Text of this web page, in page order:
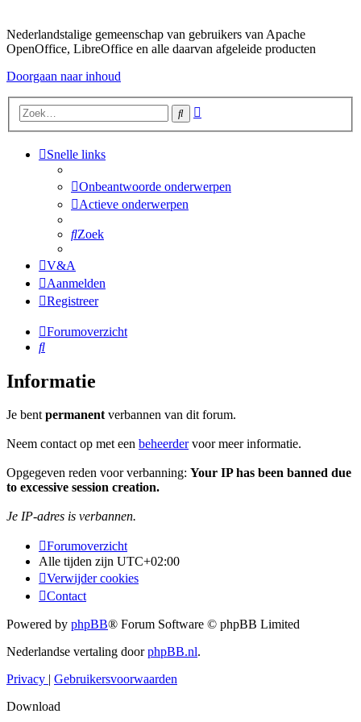
Nederlandstalige gemeenschap van gebruikers van Apache
OpenOffice, LibreOffice en alle daarvan afgeleide producten
Doorgaan naar inhoud
Zoek
Snelle links
Onbeantwoorde onderwerpen
Actieve onderwerpen
Zoek
V&A
Aanmelden
Registreer
Forumoverzicht
Zoek
Informatie
Je bentpermanentverbannen van dit forum.
Neem contact op met een beheerdervoor meer informatie.
Opgegeven reden voor verbanning: Your IP has been banned due
to excessive session creation.
Je IP-adres is verbannen.
Forumoverzicht
Alle tijden zijn UTC+02:00
Verwijder cookies
Contact
Powered by phpBB® Forum Software © phpBB Limited
Nederlandse vertaling doorphpBB.nl.
Privacy | Gebruikersvoorwaarden
Download